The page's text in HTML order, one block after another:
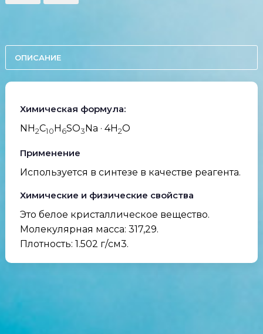
ОПИСАНИЕ
Химическая формула:
NH2C10H6SO3Na · 4H2O
Применение
Используется в синтезе в качестве реагента.
Химические и физические свойства
Это белое кристаллическое вещество.
Молекулярная масса: 317,29.
Плотность: 1.502 г/см3.